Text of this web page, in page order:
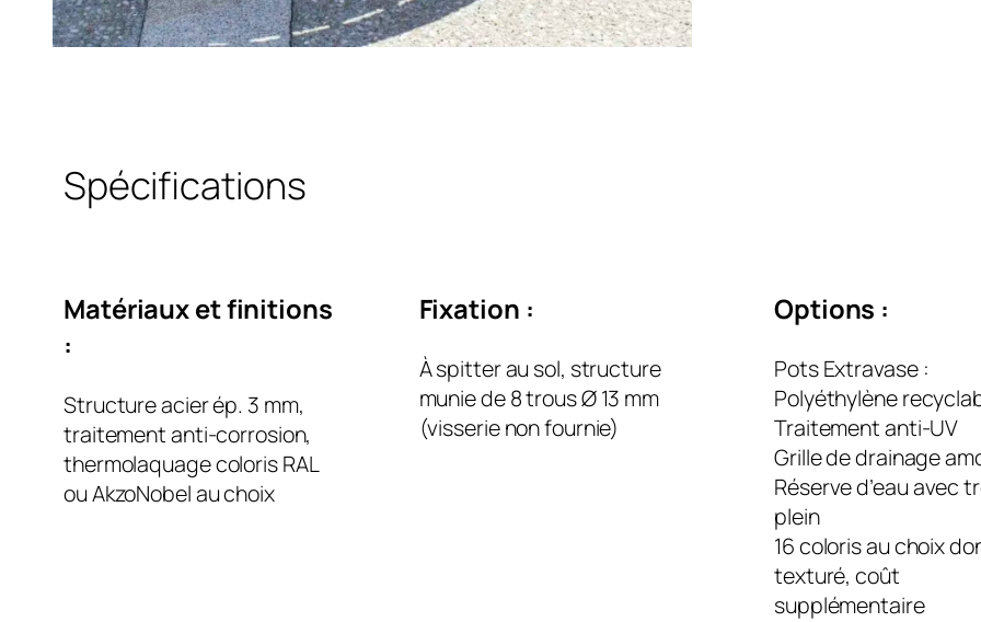
Spécifications
Matériaux et finitions
:
Structure acier ép. 3 mm,
traitement anti-corrosion,
thermolaquage coloris RAL
ou AkzoNobel au choix
Fixation :
À spitter au sol, structure
munie de 8 trous Ø 13 mm
(visserie non fournie)
Options :
Pots Extravase :
Polyéthylène
Traitement anti-UV
Grille de drainage
Réserve d’eau avec
plein
16 coloris au choix
texturé, coût
supplémentaire